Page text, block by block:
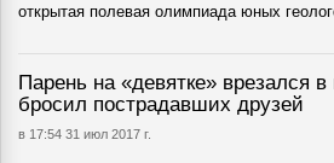
открытая полевая олимпиада юных
Парень на «девятке» врезался
бросил пострадавших друзей
в 17:54 31 июл 2017 г.